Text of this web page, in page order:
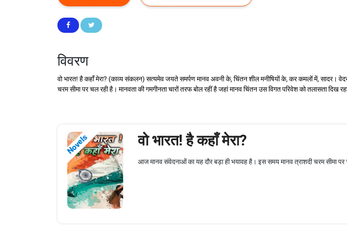
विवरण
वो भारत! है कहाँ मेरा? (काव्य संकलन) सत्यमेव जयते समर्पण मानव अवनी के, चिंतन शील मनीषियों के, कर कमलों में, सादर।
चरम सीमा पर चल रही है। मानवता की गमगीनता चारों तरफ बोल रहीं है जहां मानव चिंतन उस विगत परिवेश को तलासता
Novels वो भारत! है कहाँ मेरा?
आज मानव संवेदनाओं का यह दौर बड़ा ही भयावह है। इस समय मानव त्राशदी चरम सीमा पर